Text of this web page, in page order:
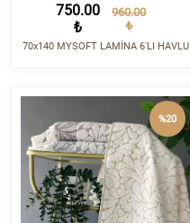
750.00
₺
960.00
₺
70x140 MYSOFT LAMİNA 6'LI HAVLU
%20